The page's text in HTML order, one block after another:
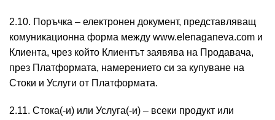
2.10. Поръчка – електронен документ, представляващ
комуникационна форма между www.elenaganeva.com и
Клиента, чрез който Клиентът заявява на Продавача,
през Платформата, намерението си за купуване на
Стоки и Услуги от Платформата.
2.11. Стока(-и) или Услуга(-и) – всеки продукт или